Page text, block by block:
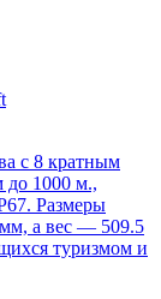
с 8 кратным
до 1000 м.,
Размеры
мм, а вес — 509.5
туризмом и